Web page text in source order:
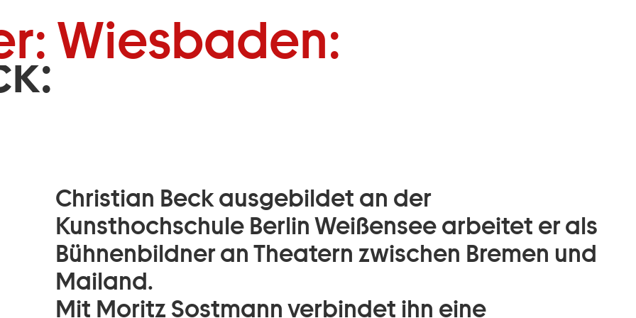
Zum Footer springen
Wiesbaden:
Christian Beck ausgebildet an der
Kunsthochschule Berlin Weißensee arbeitet er als
Bühnenbildner an Theatern zwischen Bremen und
Mailand.
Mit Moritz Sostmann verbindet ihn eine